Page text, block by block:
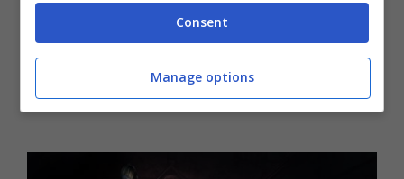
Consent
Manage options